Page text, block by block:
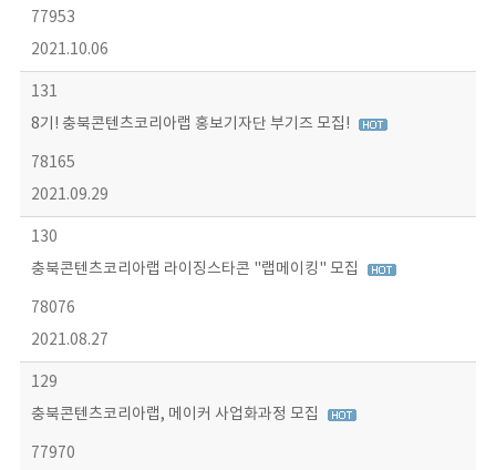
77953
2021.10.06
131
8기! 충북콘텐츠코리아랩 홍보기자단 부기즈 모집!
78165
2021.09.29
130
충북콘텐츠코리아랩 라이징스타콘 "랩메이킹" 모집
78076
2021.08.27
129
충북콘텐츠코리아랩, 메이커 사업화과정 모집
77970